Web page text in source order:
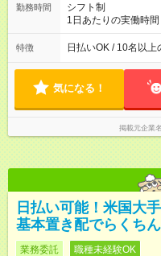
勤務時間
シフト制
1日あたりの実働時
働8時間） ※週5日勤
よって時間外での勤
特徴 日払いOK / 10名以上
気になる！
掲載元企業名
日払い可能！米国大
基本置き配でらくち
業務委託 職種未経験OK